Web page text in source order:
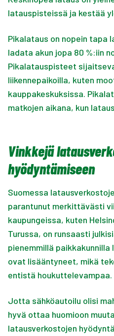
latauspisteissä ja kestää
Pikalataus on nopein tapa
ladata akun jopa 80 %:iin
Pikalatauspisteet
liikennepaikoilla, kuten
kauppakeskuksissa.
matkojen aikana, kun
Vinkkejä
hyödyntämiseen
Suomessa
parantunut merkittävästi
kaupungeissa, kuten
Turussa, on runsaasti
pienemmillä
ovat lisääntyneet, mikä
entistä houkuttelevampaa.
Jotta sähköautoilu olisi
hyvä ottaa huomioon
latausverkostojen